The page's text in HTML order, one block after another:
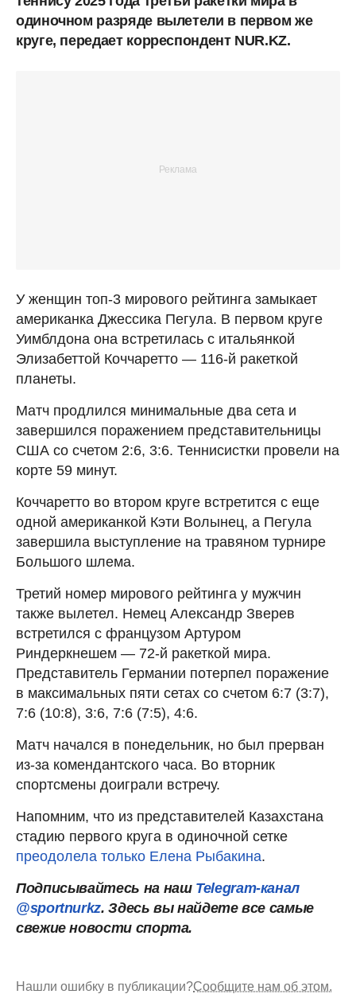
одиночном разряде вылетели в первом же
круге, передает корреспондент NUR.KZ.
У женщин топ-3 мирового рейтинга замыкает
американка Джессика Пегула. В первом круге
Уимблдона она встретилась с итальянкой
Элизабеттой Коччаретто — 116-й ракеткой
планеты.
Матч продлился минимальные два сета и
завершился поражением представительницы
США со счетом 2:6, 3:6. Теннисистки провели на
корте 59 минут.
Коччаретто во втором круге встретится с еще
одной американкой Кэти Волынец, а Пегула
завершила выступление на травяном турнире
Большого шлема.
Третий номер мирового рейтинга у мужчин
также вылетел. Немец Александр Зверев
встретился с французом Артуром
Риндеркнешем — 72-й ракеткой мира.
Представитель Германии потерпел поражение
в максимальных пяти сетах со счетом 6:7 (3:7),
7:6 (10:8), 3:6, 7:6 (7:5), 4:6.
Матч начался в понедельник, но был прерван
из-за комендантского часа. Во вторник
спортсмены доиграли встречу.
Напомним, что из представителей Казахстана
стадию первого круга в одиночной сетке
преодолела только Елена Рыбакина.
Подписывайтесь на наш Telegram-канал
@sportnurkz. Здесь вы найдете все самые
свежие новости спорта.
Нашли ошибку в публикации?Сообщите нам об этом.